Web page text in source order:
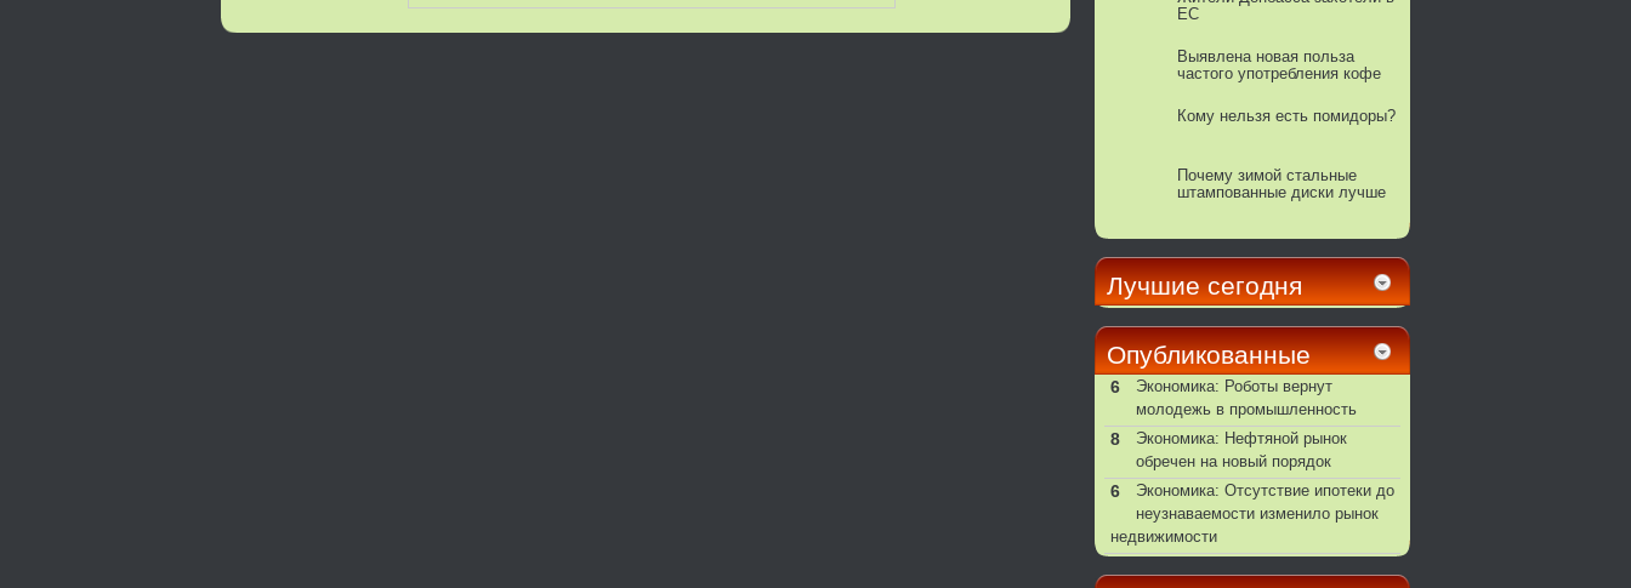
ЕС
Выявлена новая польза
частого употребления кофе
Кому нельзя есть помидоры?
Почему зимой стальные
штампованные диски лучше
Лучшие сегодня
Опубликованные
6
Экономика: Роботы вернут
молодежь в промышленность
8
Экономика: Нефтяной рынок
обречен на новый порядок
6
Экономика: Отсутствие ипотеки до
неузнаваемости изменило рынок
недвижимости